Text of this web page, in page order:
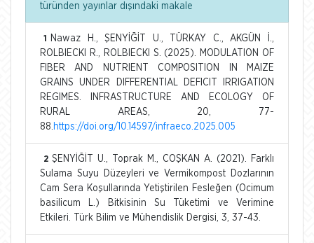
türünden yayınlar dışındaki makale
1
Nawaz H., ŞENYİĞİT U., TÜRKAY C., AKGÜN İ.,
ROLBIECKI R., ROLBIECKI S. (2025). MODULATION OF
FIBER AND NUTRIENT COMPOSITION IN MAIZE
GRAINS UNDER DIFFERENTIAL DEFICIT IRRIGATION
REGIMES. INFRASTRUCTURE AND ECOLOGY OF
RURAL AREAS, 20, 77-
88. https://doi.org/10.14597/infraeco.2025.005
2 ŞENYİĞİT U., Toprak M., COŞKAN A. (2021). Farklı
Sulama Suyu Düzeyleri ve Vermikompost Dozlarının
Cam Sera Koşullarında Yetiştirilen Fesleğen (Ocimum
basilicum L.) Bitkisinin Su Tüketimi ve Verimine
Etkileri. Türk Bilim ve Mühendislik Dergisi, 3, 37-43.